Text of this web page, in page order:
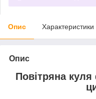
Опис Характеристики
Опис
Повітряна